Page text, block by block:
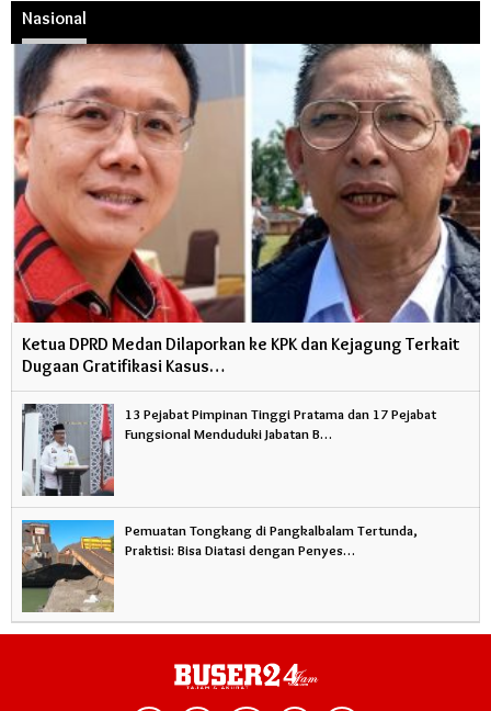
Nasional
Ketua DPRD Medan Dilaporkan ke KPK dan Kejagung Terkait
Dugaan Gratifikasi Kasus…
13 Pejabat Pimpinan Tinggi Pratama dan 17 Pejabat
Fungsional Menduduki Jabatan B…
Pemuatan Tongkang di Pangkalbalam Tertunda,
Praktisi: Bisa Diatasi dengan Penyes…